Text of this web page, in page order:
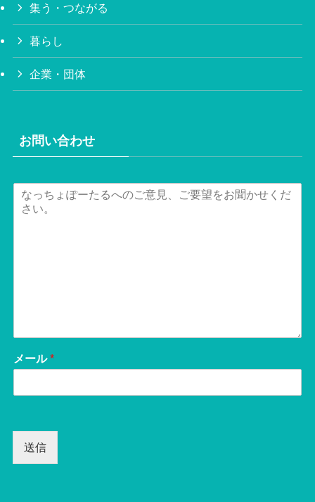
集う・つながる
暮らし
企業・団体
お問い合わせ
メール*
送信